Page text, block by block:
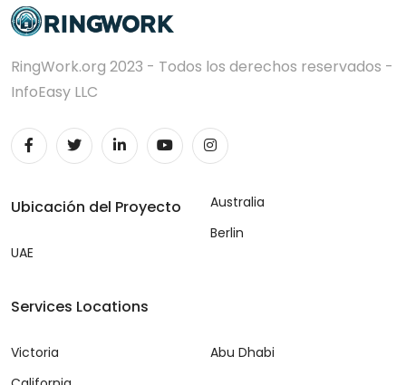
RingWork.org 2023 - Todos los derechos reservados -
InfoEasy LLC
Ubicación del Proyecto
UAE
Australia
Berlin
Services Locations
Victoria
Abu Dhabi